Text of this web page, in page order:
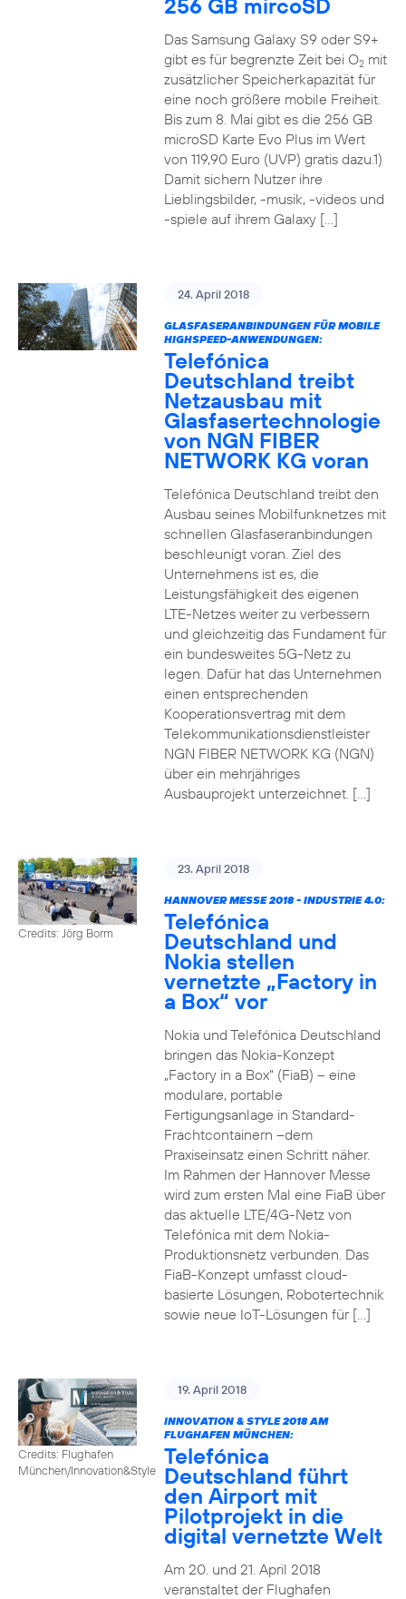
256 GB mircoSD
Das Samsung Galaxy S9 oder S9+
gibt es für begrenzte Zeit bei O2mit
zusätzlicher Speicherkapazität für
eine noch größere mobile Freiheit.
Bis zum 8. Mai gibt es die 256 GB
microSD Karte Evo Plus im Wert
von 119,90 Euro (UVP) gratis dazu.1)
Damit sichern Nutzer ihre
Lieblingsbilder, -musik, -videos und
-spiele auf ihrem Galaxy […]
24. April 2018
GLASFASERANBINDUNGEN FÜR MOBILE
HIGHSPEED-ANWENDUNGEN:
Telefónica
Deutschland treibt
Netzausbau mit
Glasfasertechnologie
von NGN FIBER
NETWORK KG voran
Telefónica Deutschland treibt den
Ausbau seines Mobilfunknetzes mit
schnellen Glasfaseranbindungen
beschleunigt voran. Ziel des
Unternehmens ist es, die
Leistungsfähigkeit des eigenen
LTE-Netzes weiter zu verbessern
und gleichzeitig das Fundament für
ein bundesweites 5G-Netz zu
legen. Dafür hat das Unternehmen
einen entsprechenden
Kooperationsvertrag mit dem
Telekommunikationsdienstleister
NGN FIBER NETWORK KG (NGN)
über ein mehrjähriges
Ausbauprojekt unterzeichnet. […]
Credits: Jörg Borm
23. April 2018
HANNOVER MESSE 2018 - INDUSTRIE 4.0:
Telefónica
Deutschland und
Nokia stellen
vernetzte „Factory in
a Box“ vor
Nokia und Telefónica Deutschland
bringen das Nokia-Konzept
„Factory in a Box“ (FiaB) – eine
modulare, portable
Fertigungsanlage in Standard-
Frachtcontainern –dem
Praxiseinsatz einen Schritt näher.
Im Rahmen der Hannover Messe
wird zum ersten Mal eine FiaB über
das aktuelle LTE/4G-Netz von
Telefónica mit dem Nokia-
Produktionsnetz verbunden. Das
FiaB-Konzept umfasst cloud-
basierte Lösungen, Robotertechnik
sowie neue IoT-Lösungen für […]
Credits: Flughafen
München/Innovation&Style
19. April 2018
INNOVATION & STYLE 2018 AM
FLUGHAFEN MÜNCHEN:
Telefónica
Deutschland führt
den Airport mit
Pilotprojekt in die
digital vernetzte Welt
Am 20. und 21. April 2018
veranstaltet der Flughafen